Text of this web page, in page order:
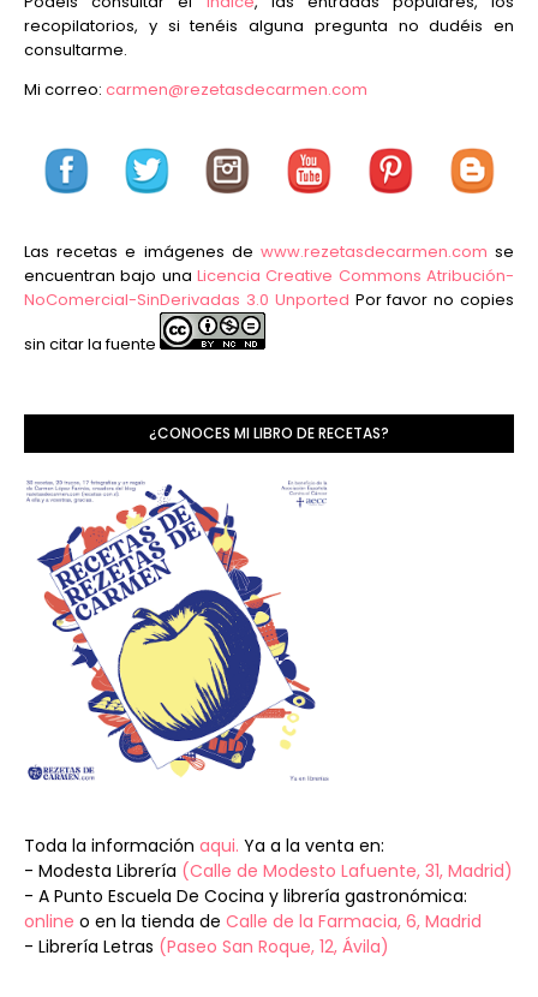
recopilatorios, y si tenéis alguna pregunta no dudéis en
consultarme.
Mi correo: carmen@rezetasdecarmen.com
Las recetas e imágenes de www.rezetasdecarmen.com se
encuentran bajo una Licencia Creative Commons Atribución-
NoComercial-SinDerivadas 3.0 Unported Por favor no copies
sin citar la fuente
¿CONOCES MI LIBRO DE RECETAS?
Toda la información aqui. Ya a la venta en:
- Modesta Librería (Calle de Modesto Lafuente, 31, Madrid)
- A Punto Escuela De Cocina y librería gastronómica:
online o en la tienda de Calle de la Farmacia, 6, Madrid
- Librería Letras (Paseo San Roque, 12, Ávila)